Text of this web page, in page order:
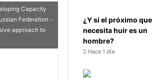
Capacity
Federation -
approach to
¿Y si el próximo que
necesita huir es un
hombre?
Hace 1 día